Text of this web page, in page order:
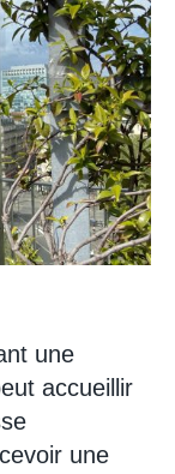
une
accueillir
une